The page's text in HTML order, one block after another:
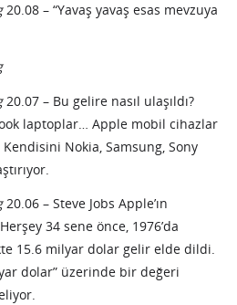
20.08 – “Yavaş yavaş esas mevzuya
20.07 – Bu gelire nasıl ulaşıldı?
laptoplar… Apple mobil cihazlar
Nokia, Samsung, Sony
20.06 – Steve Jobs Apple’ın
34 sene önce, 1976’da
15.6 milyar dolar gelir elde dildi.
dolar” üzerinde bir değeri